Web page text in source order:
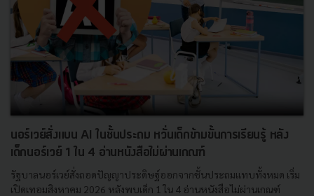
นอร์เวย์สั่งแบน AI ในชั้นประถม หวั่นเด็กข้ามขั้นการเรียนรู้ หลัง
เด็กนอร์เวย์ 1 ใน 4 อ่านหนังสือไม่ผ่านเกณฑ์
รัฐบาลนอร์เวย์สั่งถอดปัญญาประดิษฐ์ออกจากชั้นประถมแทบทั้งหมด เริ่ม
เปิดเทอมสิงหาคม 2026 หลังพบเด็ก 1 ใน 4 อ่านหนังสือไม่ผ่านเกณฑ์